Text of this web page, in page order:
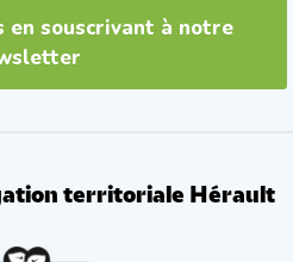
en souscrivant à notre
territoriale Hérault